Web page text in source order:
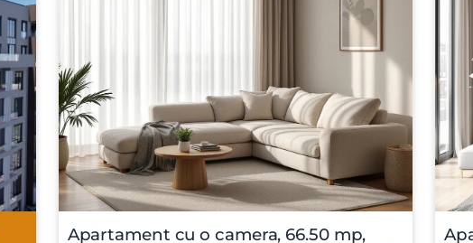
Apartament cu o camera, 66.50 mp,